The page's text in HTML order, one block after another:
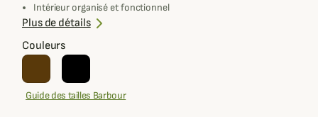
Intérieur organisé et fonctionnel
Détails tartan emblématiques
Plus de détails
Couleurs
Guide des tailles Barbour